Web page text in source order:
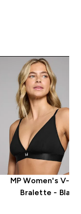
MP Women's V-
Bralette - Black